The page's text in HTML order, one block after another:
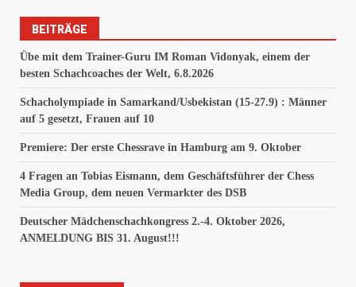
BEITRÄGE
Übe mit dem Trainer-Guru IM Roman Vidonyak, einem der
besten Schachcoaches der Welt, 6.8.2026
Schacholympiade in Samarkand/Usbekistan (15-27.9) : Männer
auf 5 gesetzt, Frauen auf 10
Premiere: Der erste Chessrave in Hamburg am 9. Oktober
4 Fragen an Tobias Eismann, dem Geschäftsführer der Chess
Media Group, dem neuen Vermarkter des DSB
Deutscher Mädchenschachkongress 2.-4. Oktober 2026,
ANMELDUNG BIS 31. August!!!